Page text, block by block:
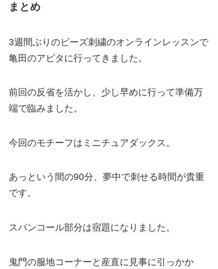
まとめ
3週間ぶりのビーズ刺繍のオンラインレッスンで
亀田のアピタに行ってきました。
前回の反省を活かし、少し早めに行って準備万
端で臨みました。
今回のモチーフはミニチュアダックス。
あっという間の90分、夢中で刺せる時間が貴重
です。
スパンコール部分は宿題になりました。
鬼門の服地コーナーと産直に見事に引っかか